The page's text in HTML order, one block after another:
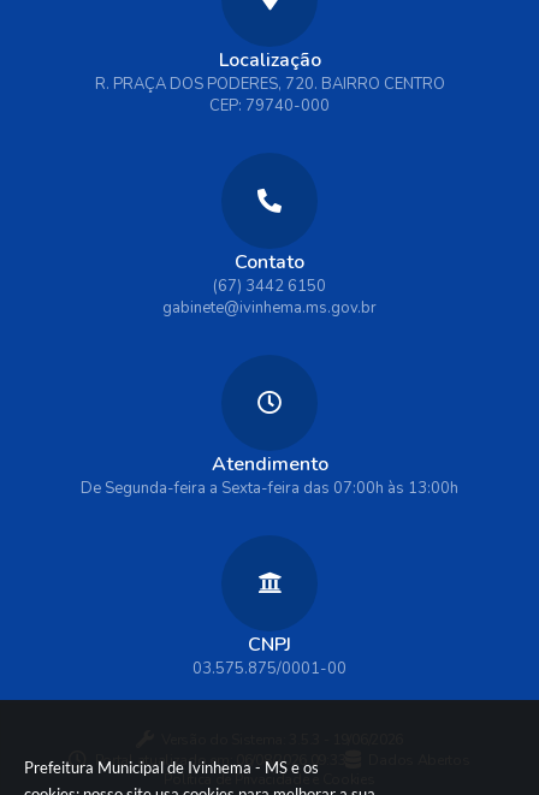
Prefeitura Municipal de Ivinhema - MS e os
Localização
R. PRAÇA DOS PODERES, 720. BAIRRO CENTRO
CEP: 79740-000
Contato
(67) 3442 6150
gabinete@ivinhema.ms.gov.br
Atendimento
De Segunda-feira a Sexta-feira das 07:00h às 13:00h
CNPJ
03.575.875/0001-00
Portal atualizado em:
06/08/2026 09:33
Política de Privacidade e Cookies